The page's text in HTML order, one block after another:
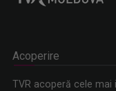
Acoperire
TVR acoperă cele